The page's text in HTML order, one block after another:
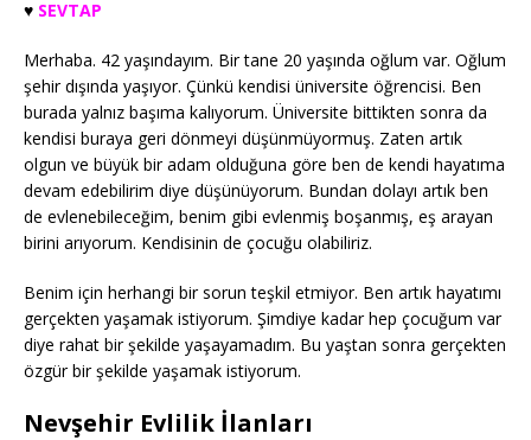
♥️ SEVTAP
Merhaba. 42 yaşındayım. Bir tane 20 yaşında oğlum var. Oğlum
şehir dışında yaşıyor. Çünkü kendisi üniversite öğrencisi. Ben
burada yalnız başıma kalıyorum. Üniversite bittikten sonra da
kendisi buraya geri dönmeyi düşünmüyormuş. Zaten artık
olgun ve büyük bir adam olduğuna göre ben de kendi hayatıma
devam edebilirim diye düşünüyorum. Bundan dolayı artık ben
de evlenebileceğim, benim gibi evlenmiş boşanmış, eş arayan
birini arıyorum. Kendisinin de çocuğu olabiliriz.
Benim için herhangi bir sorun teşkil etmiyor. Ben artık hayatımı
gerçekten yaşamak istiyorum. Şimdiye kadar hep çocuğum var
diye rahat bir şekilde yaşayamadım. Bu yaştan sonra gerçekten
özgür bir şekilde yaşamak istiyorum.
Nevşehir Evlilik İlanları